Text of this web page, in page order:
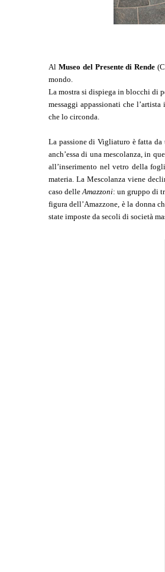
Al Museo del Presente di Rende
mondo.
La mostra si dispiega in blocchi di
messaggi appassionati che
che lo circonda.
La passione di Vigliaturo è fatta da
anch’essa di una mescolanza, in
all’inserimento nel vetro della
materia. La Mescolanza viene
caso delleAmazzoni: un gruppo di
figura dell’Amazzone, è la donna
state imposte da secoli di società